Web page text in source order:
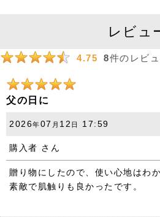
レビュ
4.75 8件のレビ
父の日に
2026年07 月 12 日 17:59
購入者 さん
贈り物にしたので、使い心地はわ
素敵で肌触りも良かったです。